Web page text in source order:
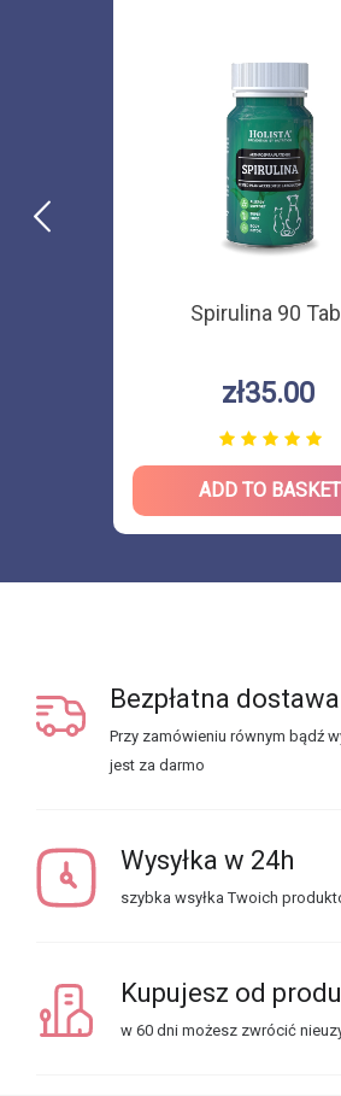
Spirulina 90
zł35.00
ADD TO BASKET
Bezpłatna dostawa
Przy zamówieniu równym bądź
jest za darmo
Wysyłka w 24h
szybka wsyłka Twoich
Kupujesz od
w 60 dni możesz zwrócić